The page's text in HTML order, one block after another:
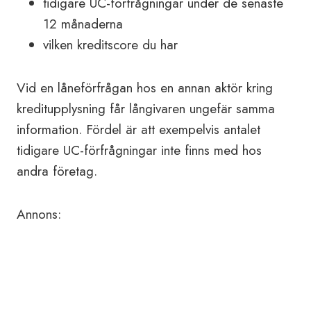
12 månaderna
vilken kreditscore du har
Vid en låneförfrågan hos en annan aktör kring
kreditupplysning får långivaren ungefär samma
information. Fördel är att exempelvis antalet
tidigare UC-förfrågningar inte finns med hos
andra företag.
Annons: